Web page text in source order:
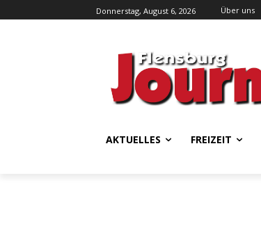
Donnerstag, August 6, 2026 Über uns
AKTUELLES FREIZEIT